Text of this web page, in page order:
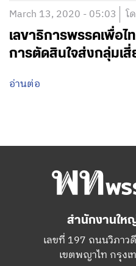
March 13, 2020 - 05:03 โ
เลขาธิการพรรคเพื่อ
การตัดสินใจส่งกลุ่มเ
อ่านต่อ
สำนักงานให
เลขที่ 197 ถนนวิภาว
เขตพญาไท กรุง